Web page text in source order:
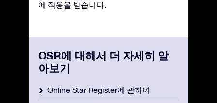
에 적용을 받습니다.
OSR에 대해서 더 자세히 알
아보기
Online Star Register에 관하여